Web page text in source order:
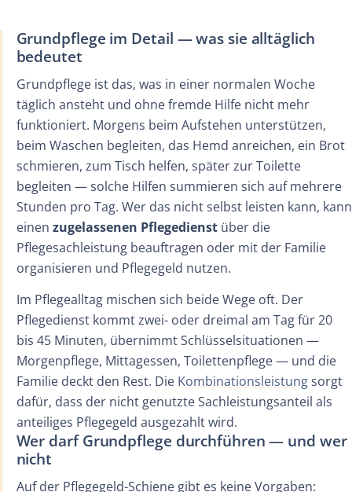
Grundpflege im Detail — was sie alltäglich
bedeutet
Grundpflege ist das, was in einer normalen Woche
täglich ansteht und ohne fremde Hilfe nicht mehr
funktioniert. Morgens beim Aufstehen unterstützen,
beim Waschen begleiten, das Hemd anreichen, ein Brot
schmieren, zum Tisch helfen, später zur Toilette
begleiten — solche Hilfen summieren sich auf mehrere
Stunden pro Tag. Wer das nicht selbst leisten kann, kann
einen zugelassenen Pflegedienstüber die
Pflegesachleistung beauftragen oder mit der Familie
organisieren und Pflegegeld nutzen.
Im Pflegealltag mischen sich beide Wege oft. Der
Pflegedienst kommt zwei- oder dreimal am Tag für 20
bis 45 Minuten, übernimmt Schlüsselsituationen —
Morgenpflege, Mittagessen, Toilettenpflege — und die
Familie deckt den Rest. Die Kombinationsleistungsorgt
dafür, dass der nicht genutzte Sachleistungsanteil als
anteiliges Pflegegeld ausgezahlt wird.
Wer darf Grundpflege durchführen — und wer
nicht
Auf der Pflegegeld-Schiene gibt es keine Vorgaben: